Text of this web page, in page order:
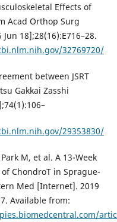
Effects of
Acad Orthop Surg
18];28(16):E716–28.
32769720/
between JSRT
Gakkai Zasshi
29353830/
Park M, et al. A 13-Week
ChondroT in Sprague-
Med [Internet]. 2019
Available from: